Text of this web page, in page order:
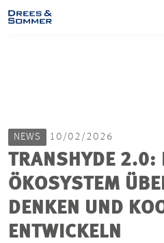
IM
NEWS 10/02/2026
TRANSHYDE 2.0:
ÖKOSYSTEM
DENKEN UND
ENTWICKELN